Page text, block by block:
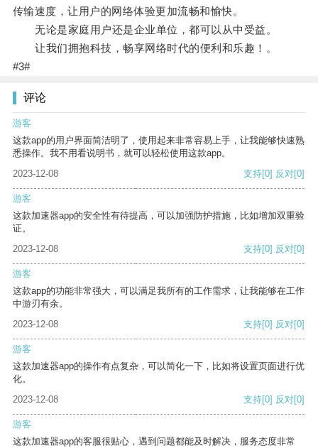
传输速度，让用户的网络体验更加流畅和愉快。
无论是家庭用户还是企业单位，都可以从中受益。
让我们拥抱科技，畅享网络时代的便利和乐趣！。
#3#
评论
游客
这款app的用户界面简洁明了，使用起来非常容易上手，让我能够快速熟
悉操作。我不用看说明书，就可以轻松使用这款app。
2023-12-08
支持[0] 反对[0]
游客
这款加速器app的安全性有待提高，可以加强防护措施，比如增加双重验
证。
2023-12-08
支持[0] 反对[0]
游客
这款app的功能非常强大，可以满足我所有的工作需求，让我能够在工作
中游刃有余。
2023-12-08
支持[0] 反对[0]
游客
这款加速器app的操作有点复杂，可以简化一下，比如将设置页面进行优
化。
2023-12-08
支持[0] 反对[0]
游客
这款加速器app的客服很贴心，遇到问题都能及时解决，服务态度非常